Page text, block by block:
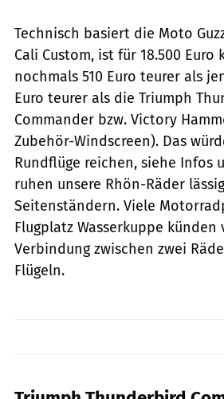
Technisch basiert die Moto
Cali Custom, ist für 18.500 Euro
nochmals 510 Euro teurer als
Euro teurer als die Triumph
Commander bzw. Victory
Zubehör-Windscreen). Das
Rundflüge reichen, siehe Infos
ruhen unsere Rhön-Räder
Seitenständern. Viele
Flugplatz Wasserkuppe künden
Verbindung zwischen zwei
Flügeln.